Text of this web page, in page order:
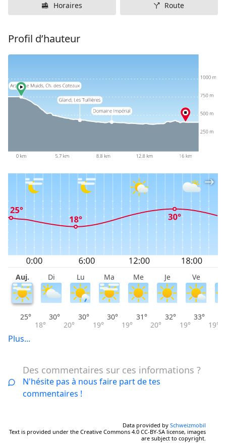
Horaires Route
Profil d’hauteur
Auj. Di Lu Ma Me Je Ve
25°
18°
30°
20°
30°
19°
30°
19°
31°
20°
32°
19°
33°
19°
Plus...
Des commentaires sur ces informations ?
N'hésite pas à nous faire part de tes
commentaires !
Data provided by Schweizmobil
Text is provided under the Creative Commons 4.0 CC-BY-SA license, images
are subject to copyright.